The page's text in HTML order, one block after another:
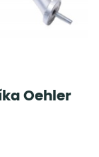
Oehler